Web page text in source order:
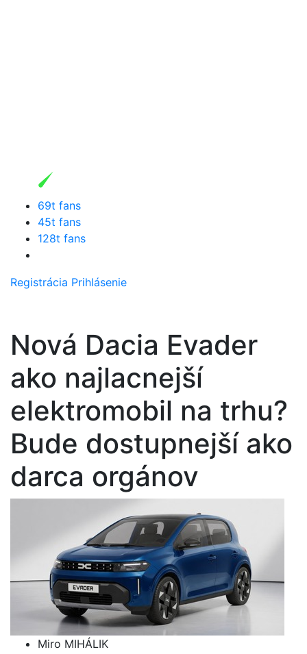
69t fans
45t fans
128t fans
Registrácia Prihlásenie
Nová Dacia Evader
ako najlacnejší
elektromobil na trhu?
Bude dostupnejší ako
darca orgánov
Miro MIHÁLIK